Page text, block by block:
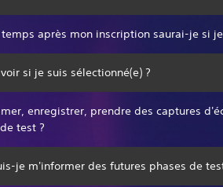
après mon inscription saurai-je si
si je suis sélectionné(e) ?
enregistrer, prendre des captures
test ?
je m'informer des futures phases de